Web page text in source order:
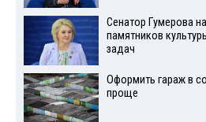
Сенатор Гумерова
памятников
задач
Оформить гараж в
проще